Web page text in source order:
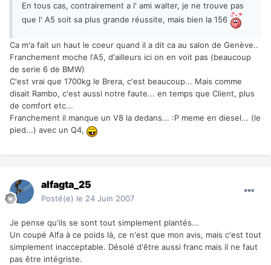
En tous cas, contrairement a l' ami walter, je ne trouve pas
que l' A5 soit sa plus grande réussite, mais bien la 156
Ca m'a fait un haut le coeur quand il a dit ca au salon de Genève..
Franchement moche l'A5, d'ailleurs ici on en voit pas (beaucoup
de serie 6 de BMW)
C'est vrai que 1700kg le Brera, c'est beaucoup... Mais comme
disait Rambo, c'est aussi notre faute... en temps que Client, plus
de comfort etc...
Franchement il manque un V8 la dedans... :P meme en diesel... (le
pied...) avec un Q4,
alfagta_25
Posté(e) le 24 Juin 2007
Je pense qu'ils se sont tout simplement plantés...
Un coupé Alfa à ce poids là, ce n'est que mon avis, mais c'est tout
simplement inacceptable. Désolé d'être aussi franc mais il ne faut
pas être intégriste.